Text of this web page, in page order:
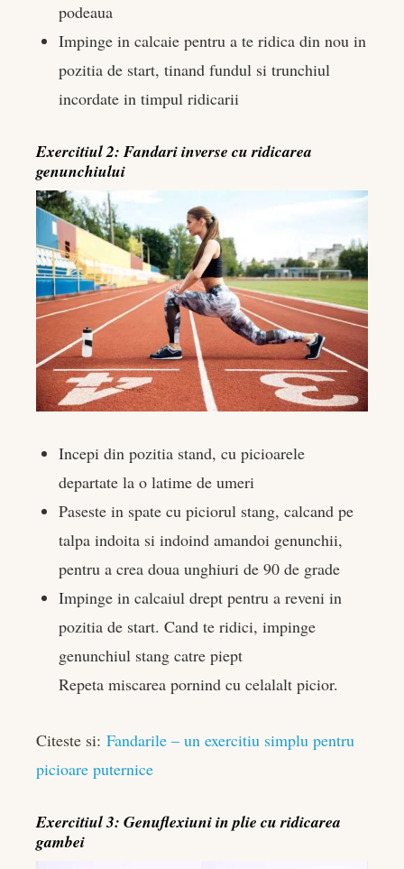
podeaua
Impinge in calcaie pentru a te ridica din nou in
pozitia de start, tinand fundul si trunchiul
incordate in timpul ridicarii
Exercitiul 2: Fandari inverse cu ridicarea
genunchiului
Incepi din pozitia stand, cu picioarele
departate la o latime de umeri
Paseste in spate cu piciorul stang, calcand pe
talpa indoita si indoind amandoi genunchii,
pentru a crea doua unghiuri de 90 de grade
Impinge in calcaiul drept pentru a reveni in
pozitia de start. Cand te ridici, impinge
genunchiul stang catre piept
Repeta miscarea pornind cu celalalt picior.
Citeste si: Fandarile – un exercitiu simplu pentru
picioare puternice
Exercitiul 3: Genuflexiuni in plie cu ridicarea
gambei